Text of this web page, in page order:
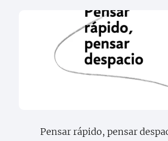
Pensar rápido, pensar